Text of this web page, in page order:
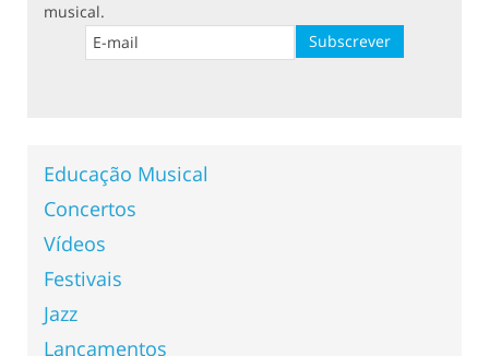
musical.
Educação Musical
Concertos
Vídeos
Festivais
Jazz
Lançamentos